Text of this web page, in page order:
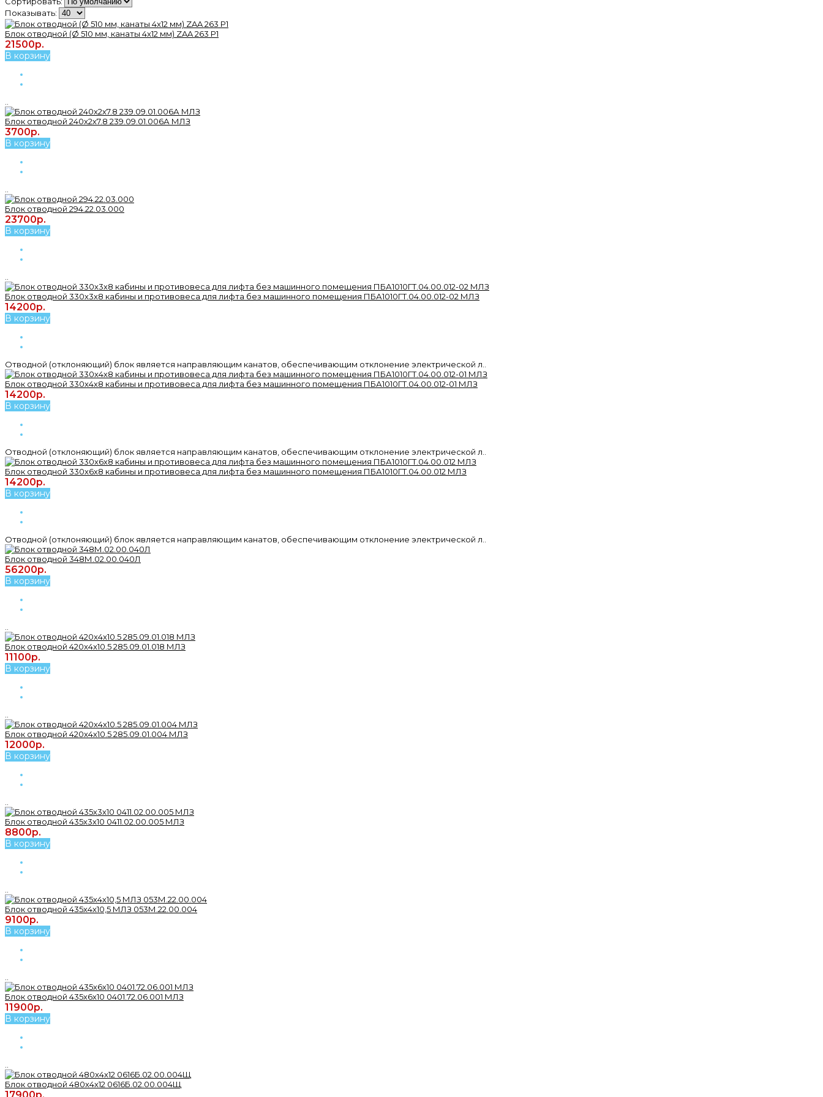
Показывать:
Блок отводной (Ø 510 мм, канаты 4x12 мм) ZAA 263 P1
21500р.
В корзину
Блок отводной 240х2х7.8 239.09.01.006А МЛЗ
3700р.
В корзину
Блок отводной 294.22.03.000
23700р.
В корзину
Блок отводной 330х3х8 кабины и противовеса для лифта без машинного помещения ПБА1010ГТ.04.00.012-02 МЛЗ
14200р.
В корзину
Отводной (отклоняющий) блок является направляющим канатов, обеспечивающим отклонение электрической л..
Блок отводной 330х4х8 кабины и противовеса для лифта без машинного помещения ПБА1010ГТ.04.00.012-01 МЛЗ
14200р.
В корзину
Отводной (отклоняющий) блок является направляющим канатов, обеспечивающим отклонение электрической л..
Блок отводной 330х6х8 кабины и противовеса для лифта без машинного помещения ПБА1010ГТ.04.00.012 МЛЗ
14200р.
В корзину
Отводной (отклоняющий) блок является направляющим канатов, обеспечивающим отклонение электрической л..
Блок отводной 348М.02.00.040Л
56200р.
В корзину
Блок отводной 420x4x10.5 285.09.01.018 МЛЗ
11100р.
В корзину
Блок отводной 420х4х10.5 285.09.01.004 МЛЗ
12000р.
В корзину
Блок отводной 435х3х10 0411.02.00.005 МЛЗ
8800р.
В корзину
Блок отводной 435х4х10,5 МЛЗ 053М.22.00.004
9100р.
В корзину
Блок отводной 435х6х10 0401.72.06.001 МЛЗ
11900р.
В корзину
Блок отводной 480x4х12 0616Б.02.00.004Щ